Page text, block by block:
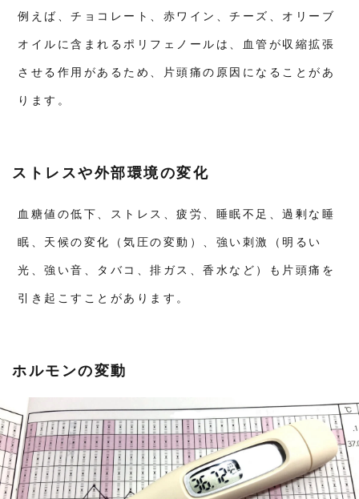
③ 分
養学
ラッ
分子
栄養
知識
細胞
ルで
整え
る
④ 実
フア
ライ
整
え、
二人
三脚
で目
標達
成ま
例えば、チョコレート、赤ワイン、チーズ、オリーブ
オイルに含まれるポリフェノールは、血管が収縮拡張
させる作用があるため、片頭痛の原因になることがあ
ります。
ストレスや外部環境の変化
血糖値の低下、ストレス、疲労、睡眠不足、過剰な睡
眠、天候の変化（気圧の変動）、強い刺激（明るい
光、強い音、タバコ、排ガス、香水など）も片頭痛を
引き起こすことがあります。
ホルモンの変動